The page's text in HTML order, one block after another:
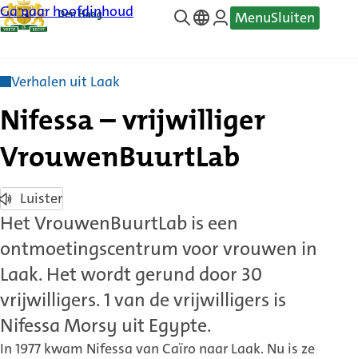
Ga naar hoofdinhoud
—
MenuSluiten
Verhalen uit Laak
Nifessa – vrijwilliger
VrouwenBuurtLab
Luister
Het VrouwenBuurtLab is een
ontmoetingscentrum voor vrouwen in
Laak. Het wordt gerund door 30
vrijwilligers. 1 van de vrijwilligers is
Nifessa Morsy uit Egypte.
In 1977 kwam Nifessa van Caïro naar Laak. Nu is ze